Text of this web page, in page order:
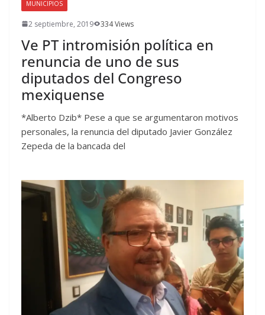
MUNICIPIOS
2 septiembre, 2019 334 Views
Ve PT intromisión política en
renuncia de uno de sus
diputados del Congreso
mexiquense
*Alberto Dzib* Pese a que se argumentaron motivos
personales, la renuncia del diputado Javier González
Zepeda de la bancada del